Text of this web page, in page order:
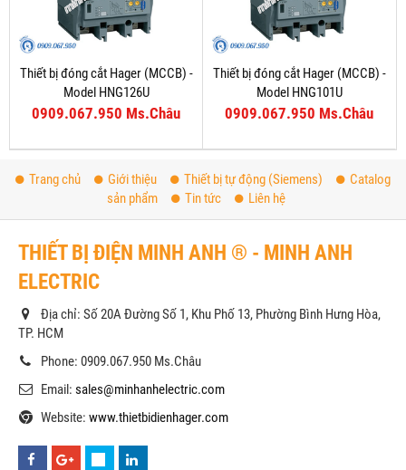
Thiết bị đóng cắt Hager (MCCB) -
Model HNG126U
0909.067.950 Ms.Châu
Thiết bị đóng cắt Hager (MCCB) -
Model HNG101U
0909.067.950 Ms.Châu
Trang chủ Giới thiệu Thiết bị tự động (Siemens)
Catalog
sản phẩm
Tin tức Liên hệ
THIẾT BỊ ĐIỆN MINH ANH ® - MINH ANH
ELECTRIC
Địa chỉ: Số 20A Đường Số 1, Khu Phố 13, Phường Bình Hưng Hòa,
TP. HCM
Phone: 0909.067.950 Ms.Châu
Email: sales@minhanhelectric.com
Website: www.thietbidienhager.com